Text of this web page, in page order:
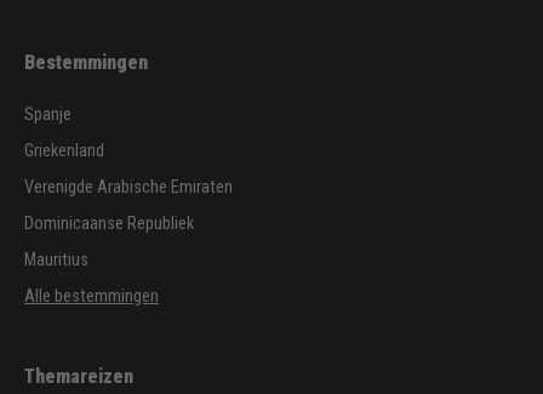
Bestemmingen
Spanje
Griekenland
Verenigde Arabische Emiraten
Dominicaanse Republiek
Mauritius
Alle bestemmingen
Themareizen